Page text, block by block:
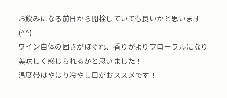
お飲みになる前日から開栓していても良いかと思います
(^^)
ワイン自体の固さがほぐれ、香りがよりフローラルになり
美味しく感じられるかと思いました！
温度帯はやはり冷やし目がおススメです！